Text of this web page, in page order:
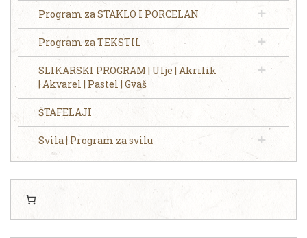
Program za STAKLO I PORCELAN
Program za TEKSTIL
SLIKARSKI PROGRAM | Ulje | Akrilik
| Akvarel | Pastel | Gvaš
ŠTAFELAJI
Svila | Program za svilu